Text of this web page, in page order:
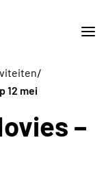
/
12 mei
–